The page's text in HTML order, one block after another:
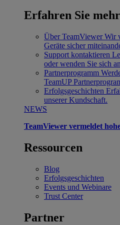
Erfahren Sie
Über TeamViewer Wir
Geräte sicher
Support kontaktieren
oder wenden Sie sich
Partnerprogramm
TeamUP
Erfolgsgeschichten
unserer Kundschaft.
NEWS
TeamViewer vermeldet
Ressourcen
Blog
Erfolgsgeschichten
Events und Webinare
Trust Center
Partner